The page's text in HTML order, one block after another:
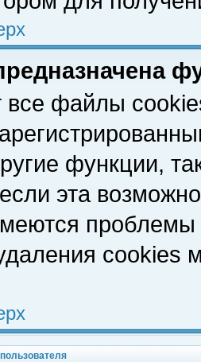
файлы
функции,
эта
cookies